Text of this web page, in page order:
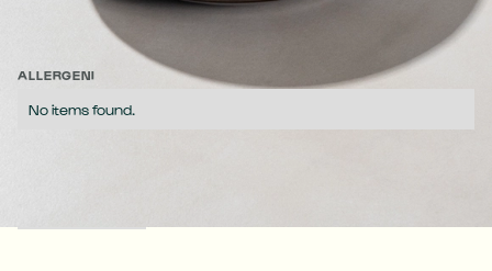
Una variante del babbà tradizionale, arricchita con una
cremosa farcitura di crema e ciliegie amarene.
ALLERGENI
No items found.